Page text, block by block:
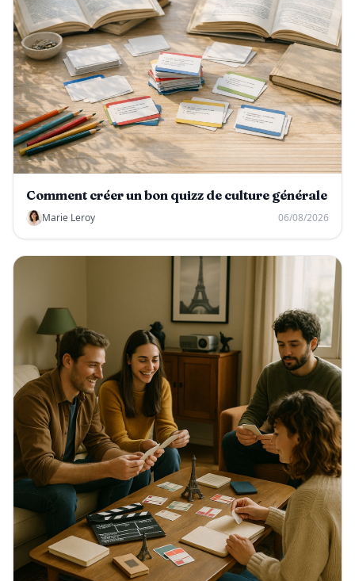
Comment créer un bon quizz de culture générale
Marie Leroy 06/08/2026